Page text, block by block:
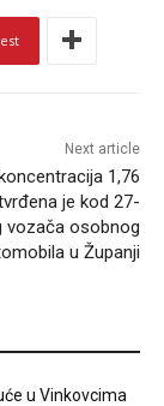
Next article
1,76
je kod 27-
vozača osobnog
u Županji
u Vinkovcima